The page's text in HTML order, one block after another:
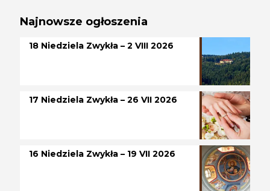
Najnowsze ogłoszenia
18 Niedziela Zwykła – 2 VIII 2026
17 Niedziela Zwykła – 26 VII 2026
16 Niedziela Zwykła – 19 VII 2026